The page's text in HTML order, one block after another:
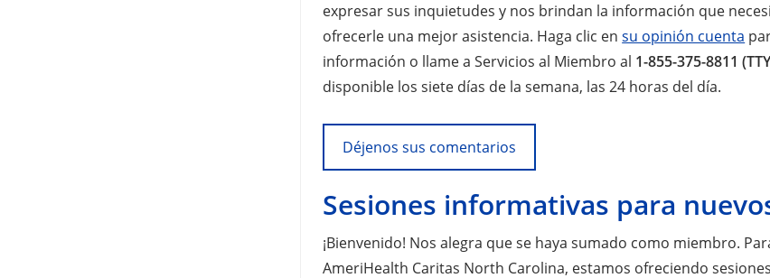
expresar sus inquietudes y nos brindan la información que
ofrecerle una mejor asistencia. Haga clic ensu opinión cuenta
información o llame a Servicios al Miembro al 1-855-375-8811
disponible los siete días de la semana, las 24 horas del día.
Déjenos sus comentarios
Sesiones informativas para
¡Bienvenido! Nos alegra que se haya sumado como miembro.
AmeriHealth Caritas North Carolina, estamos ofreciendo